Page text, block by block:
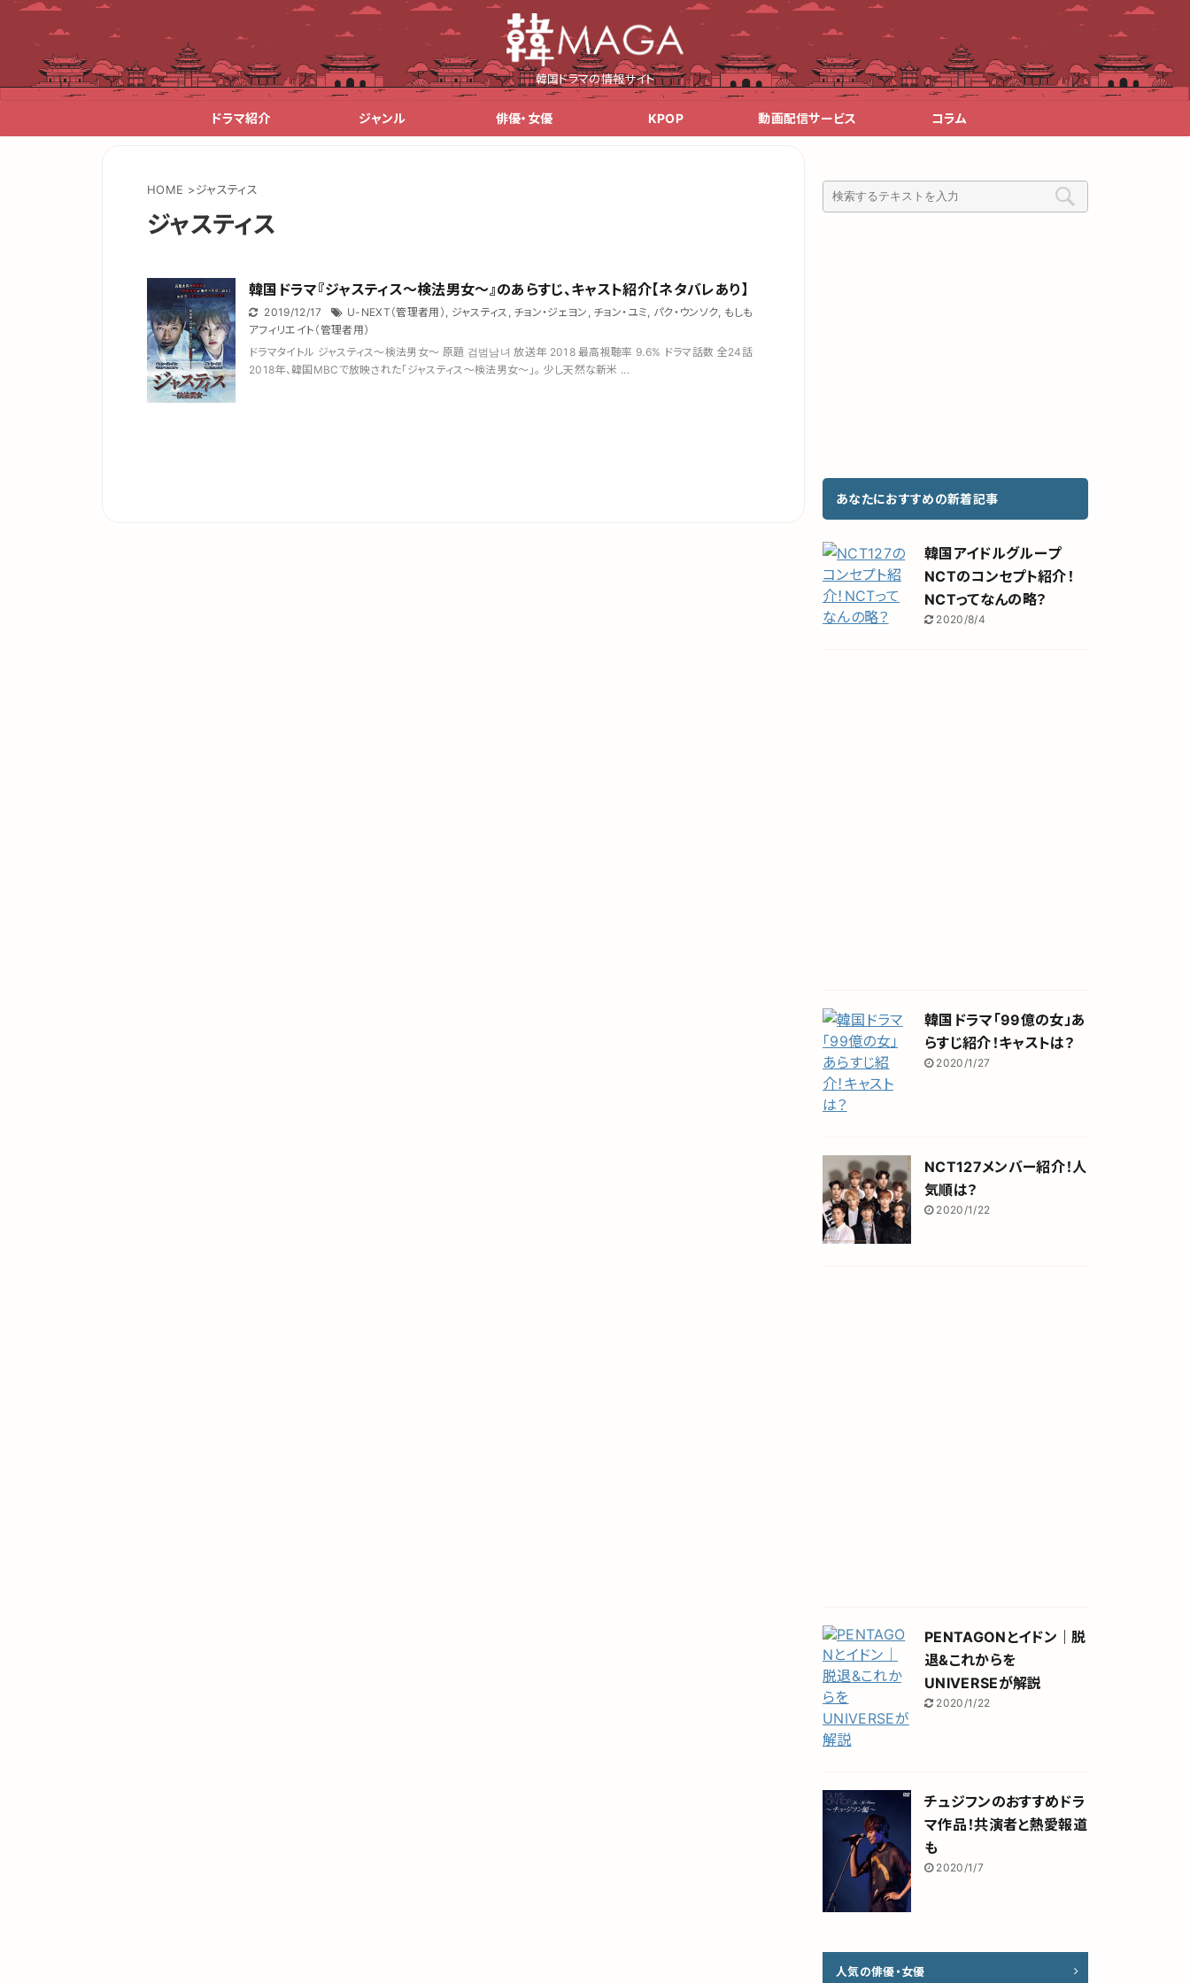
韓国ドラマの情報サイト
ドラマ紹介 ジャンル 俳優・女優 KPOP 動画配信サービス コラム
HOME >ジャスティス
ジャスティス
韓国ドラマ『ジャスティス～検法男女～』のあらすじ、キャスト紹介【ネタバレあり】
2019/12/17 U-NEXT（管理者用） ジャスティス チョン・ジェヨン チョン・ユミ パク・ウンソク もしも
アフィリエイト（管理者用）
ドラマタイトル ジャスティス～検法男女～ 原題 검범남녀 放送年 2018 最高視聴率 9.6% ドラマ話数 全24話
2018年、韓国MBCで放映された「ジャスティス～検法男女～」。 少し天然な新米 ...
あなたにおすすめの新着記事
韓国アイドルグループ
NCTのコンセプト紹介！
NCTってなんの略？
2020/8/4
韓国ドラマ「99億の女」あ
らすじ紹介！キャストは？
2020/1/27
NCT127メンバー紹介！人
気順は？
2020/1/22
PENTAGONとイドン｜脱
退&これからを
UNIVERSEが解説
2020/1/22
チュジフンのおすすめドラ
マ作品！共演者と熱愛報道
も
2020/1/7
人気の俳優・女優